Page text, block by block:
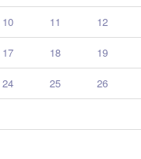
10 11 12
17 18 19
24 25 26